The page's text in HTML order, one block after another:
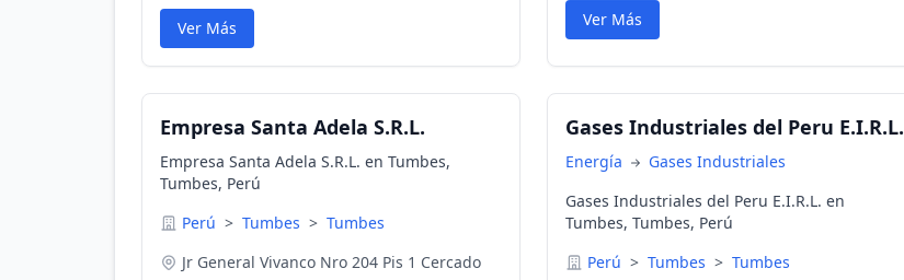
Ver Más
Ver Más
Empresa Santa Adela S.R.L.
Empresa Santa Adela S.R.L. en Tumbes,
Tumbes, Perú
Perú > Tumbes > Tumbes
Jr General Vivanco Nro 204 Pis 1 Cercado
Gases Industriales del Peru E.I.R.L.
Energía
Gases Industriales
Gases Industriales del Peru E.I.R.L. en
Tumbes, Tumbes, Perú
Perú > Tumbes > Tumbes